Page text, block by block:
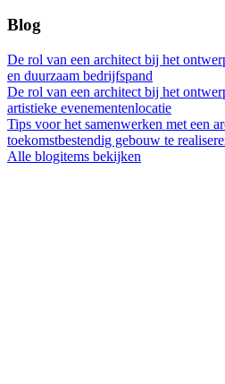
Blog
De rol van een architect bij het
en duurzaam bedrijfspand
De rol van een architect bij het
artistieke evenementenlocatie
Tips voor het samenwerken met een
toekomstbestendig gebouw te
Alle blogitems bekijken